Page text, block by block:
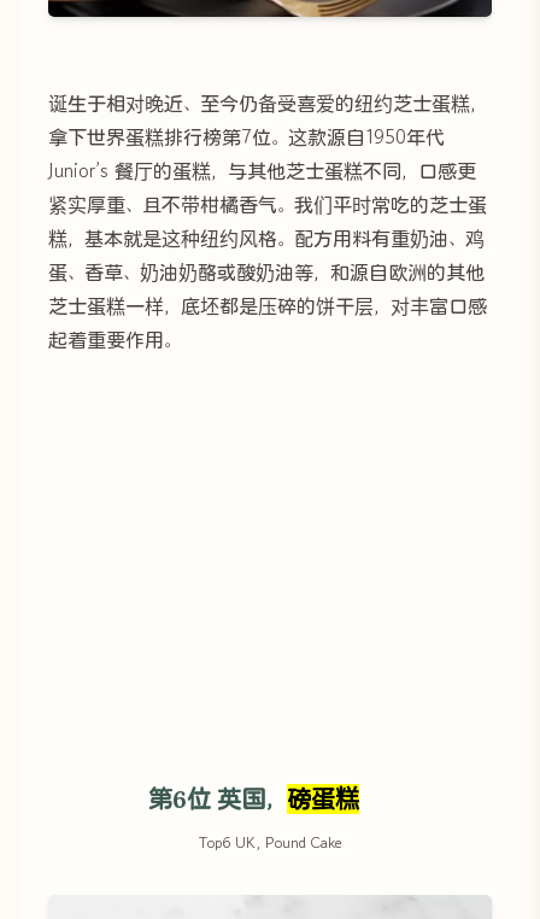
诞生于相对晚近、至今仍备受喜爱的纽约芝士蛋糕，
拿下世界蛋糕排行榜第7位。这款源自1950年代
Junior’s 餐厅的蛋糕，与其他芝士蛋糕不同，口感更
紧实厚重、且不带柑橘香气。我们平时常吃的芝士蛋
糕，基本就是这种纽约风格。配方用料有重奶油、鸡
蛋、香草、奶油奶酪或酸奶油等，和源自欧洲的其他
芝士蛋糕一样，底坯都是压碎的饼干层，对丰富口感
起着重要作用。
第6位 英国， 磅蛋糕
Top6 UK, Pound Cake